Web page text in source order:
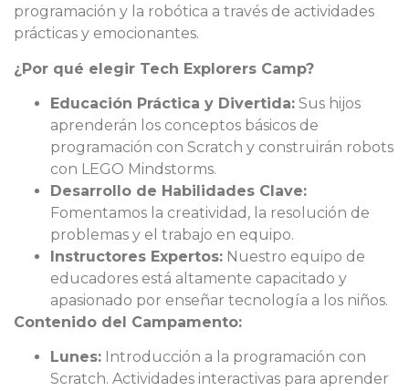
programación y la robótica a través de actividades
prácticas y emocionantes.
¿Por qué elegir Tech Explorers Camp?
Educación Práctica y Divertida: Sus hijos
aprenderán los conceptos básicos de
programación con Scratch y construirán robots
con LEGO Mindstorms.
Desarrollo de Habilidades Clave:
Fomentamos la creatividad, la resolución de
problemas y el trabajo en equipo.
Instructores Expertos: Nuestro equipo de
educadores está altamente capacitado y
apasionado por enseñar tecnología a los niños.
Contenido del Campamento:
Lunes: Introducción a la programación con
Scratch. Actividades interactivas para aprender